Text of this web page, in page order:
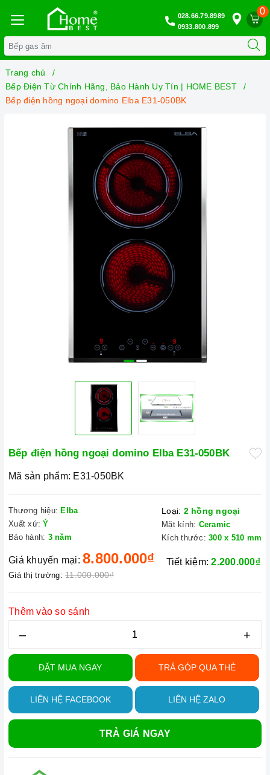
0
028.66.79.8989
0933.800.899
Trang chủ
Bếp Điện Từ Chính Hãng, Bảo Hành Uy Tín | HOME BEST
Bếp điện hồng ngoại domino Elba E31-050BK
Bếp điện hồng ngoại domino Elba E31-050BK
Mã sản phẩm: E31-050BK
Thương hiệu: Elba
Xuất xứ: Ý
Bảo hành: 3 năm
Loại: 2 hồng ngoại
Mặt kính: Ceramic
Kích thước: 300 x 510 mm
Giá khuyến mại: 8.800.000₫
Giá thị trường: 11.000.000₫
Tiết kiệm:2.200.000₫
Thêm vào so sánh
– +
ĐẶT MUA NGAY TRẢ GÓP QUA THẺ
LIÊN HỆ FACEBOOK LIÊN HỆ ZALO
TRẢ GIÁ NGAY